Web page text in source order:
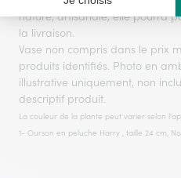
nature, artisanale, elle pourra
la livraison.
Vase non compris dans le prix
produits identifiés. Photo en
illustrative uniquement, non
descriptif produit.
La couleur de la plante peut varier selon
1- Ourson en peluche Harry , taille 24 cm,